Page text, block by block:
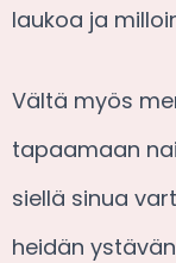
laukoa ja
Vältä myös
tapaamaan
siellä sinua
heidän